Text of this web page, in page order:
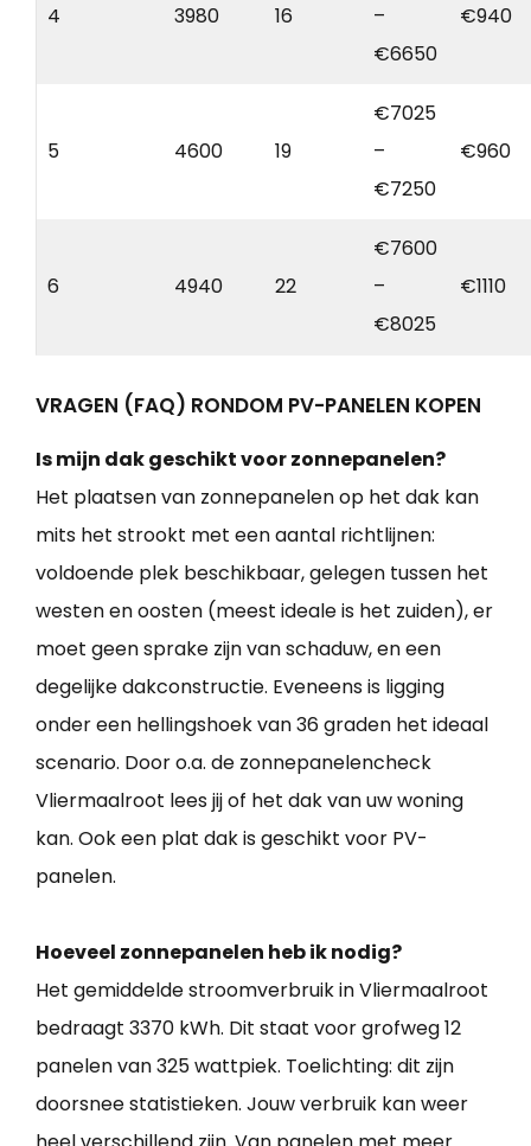
4 3980 16
–
€6650
€940
5 4600 19
€7025
–
€7250
€960
6 4940 22
€7600
–
€8025
€1110
VRAGEN (FAQ) RONDOM PV-PANELEN KOPEN
Is mijn dak geschikt voor zonnepanelen?
Het plaatsen van zonnepanelen op het dak kan
mits het strookt met een aantal richtlijnen:
voldoende plek beschikbaar, gelegen tussen het
westen en oosten (meest ideale is het zuiden), er
moet geen sprake zijn van schaduw, en een
degelijke dakconstructie. Eveneens is ligging
onder een hellingshoek van 36 graden het ideaal
scenario. Door o.a. de zonnepanelencheck
Vliermaalroot lees jij of het dak van uw woning
kan. Ook een plat dak is geschikt voor PV-
panelen.
Hoeveel zonnepanelen heb ik nodig?
Het gemiddelde stroomverbruik in Vliermaalroot
bedraagt 3370 kWh. Dit staat voor grofweg 12
panelen van 325 wattpiek. Toelichting: dit zijn
doorsnee statistieken. Jouw verbruik kan weer